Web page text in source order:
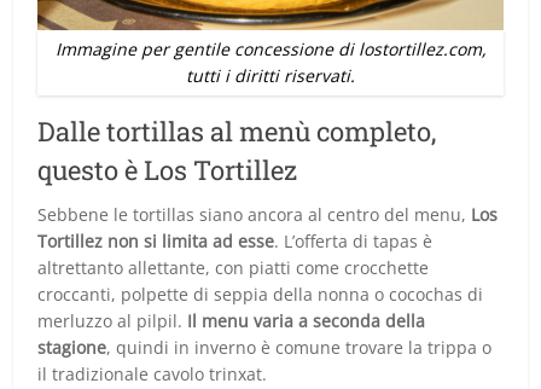
Immagine per gentile concessione di lostortillez.com,
tutti i diritti riservati.
Dalle tortillas al menù completo,
questo è Los Tortillez
Sebbene le tortillas siano ancora al centro del menu, Los
Tortillez non si limita ad esse. L’offerta di tapas è
altrettanto allettante, con piatti come crocchette
croccanti, polpette di seppia della nonna o cocochas di
merluzzo al pilpil. Il menu varia a seconda della
stagione, quindi in inverno è comune trovare la trippa o
il tradizionale cavolo trinxat.